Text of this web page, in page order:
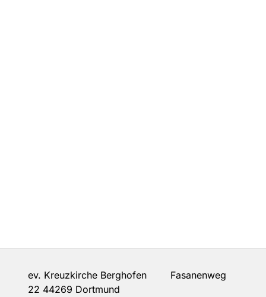
ev. Kreuzkirche Berghofen Fasanenweg
22 44269 Dortmund